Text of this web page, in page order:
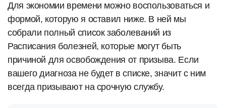
Для экономии времени можно воспользоваться и
формой, которую я оставил ниже. В ней мы
собрали полный список заболеваний из
Расписания болезней, которые могут быть
причиной для освобождения от призыва. Если
вашего диагноза не будет в списке, значит с ним
всегда призывают на срочную службу.